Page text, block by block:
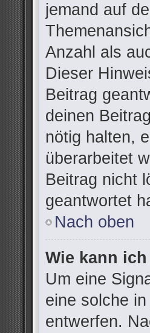
jemand auf
Anzahl als
Dieser
Beitrag
deinen
nötig halten,
überarbeitet
Beitrag nicht
geantwortet
Nach oben
Wie kann
Um eine
eine solche
entwerfen.